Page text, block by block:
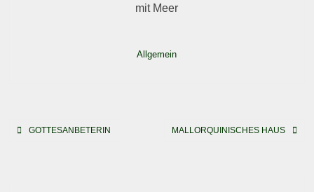
mit Meer
Allgemein
Beitragsnavigation
GOTTESANBETERIN MALLORQUINISCHES HAUS